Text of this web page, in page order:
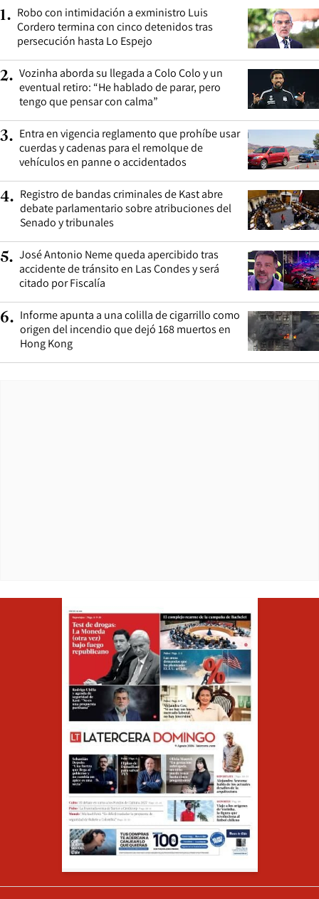
1. Robo con intimidación a exministro Luis
Cordero termina con cinco detenidos tras
persecución hasta Lo Espejo
2. Vozinha aborda su llegada a Colo Colo y un
eventual retiro: “He hablado de parar, pero
tengo que pensar con calma”
3. Entra en vigencia reglamento que prohíbe usar
cuerdas y cadenas para el remolque de
vehículos en panne o accidentados
4. Registro de bandas criminales de Kast abre
debate parlamentario sobre atribuciones del
Senado y tribunales
5. José Antonio Neme queda apercibido tras
accidente de tránsito en Las Condes y será
citado por Fiscalía
6. Informe apunta a una colilla de cigarrillo como
origen del incendio que dejó 168 muertos en
Hong Kong